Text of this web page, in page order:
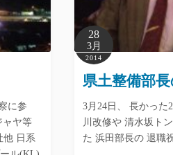
に参
ャヤ等
他 日系
28
3月
2014
県土整備部
3月24日、 長かった
川改修や 清水坂ト
た 浜田部長の 退職